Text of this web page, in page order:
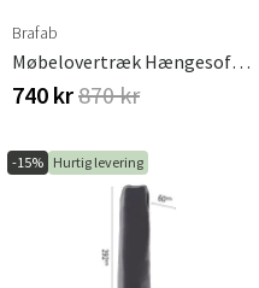
Brafab
Møbelovertræk Hængesofa 130x205 Cm
740 kr870 kr
-15% Hurtig levering